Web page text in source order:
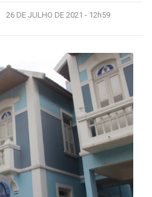
26 DE JULHO DE 2021 - 12h59